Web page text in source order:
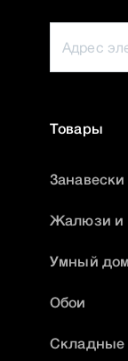
Товары
Жалюзи и
Умный дом
Обои
Складные